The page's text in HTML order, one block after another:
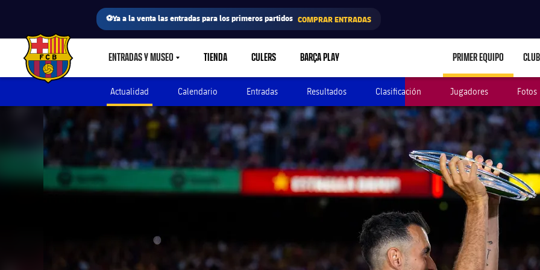
⚽Ya a la venta las entradas para los primeros partidos COMPRAR ENTRADAS
FC Barcelona club badge ENTRADAS Y MUSEOLABEL.SHARE.CARETDOWN
TIENDA CULERS BARÇA PLAY PRIMER EQUIPO CLUB
Actualidad Calendario Entradas Resultados Clasificación Jugadores Fotos